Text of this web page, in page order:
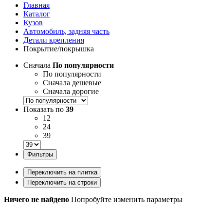
Главная
Каталог
Кузов
Автомобиль, задняя часть
Детали крепления
Покрытие/покрышка
Сначала По популярности
По популярности
Сначала дешевые
Сначала дорогие
Показать по 39
12
24
39
Фильтры
Переключить на плитка
Переключить на строки
Ничего не найдено Попробуйте изменить параметры